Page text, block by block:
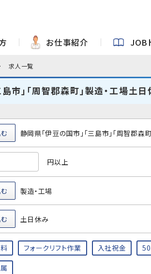
お仕事紹介 JOB
求人一覧
島市」「周智郡森町」製造・工場土
静岡県「伊豆の国市」「三島市」「周智郡森町
円以上
製造・工場
土日休み
フォークリフト作業 入社祝金